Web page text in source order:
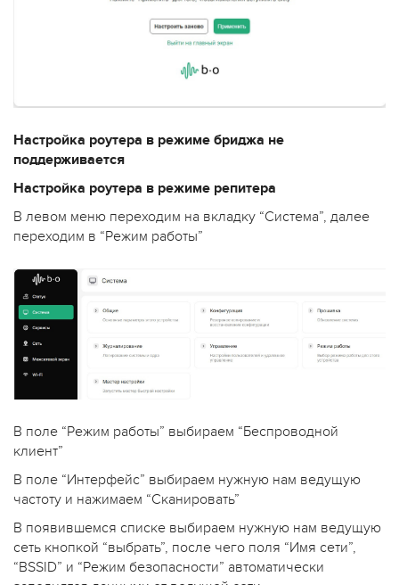
Настройка роутера в режиме бриджа не
поддерживается
Настройка роутера в режиме репитера
В левом меню переходим на вкладку “Система”, далее
переходим в “Режим работы”
В поле “Режим работы” выбираем “Беспроводной
клиент”
В поле “Интерфейс” выбираем нужную нам ведущую
частоту и нажимаем “Сканировать”
В появившемся списке выбираем нужную нам ведущую
сеть кнопкой “выбрать”, после чего поля “Имя сети”,
“BSSID” и “Режим безопасности” автоматически